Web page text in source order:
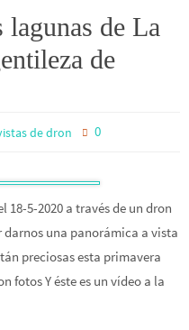
lagunas de La
de
de dron 0
18-5-2020 a través de un dron
una panorámica a vista
preciosas esta primavera
fotos Y éste es un vídeo a la